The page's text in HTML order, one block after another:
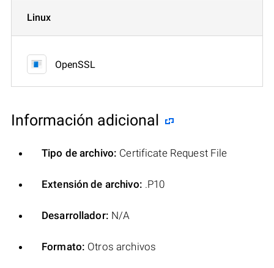
Linux
OpenSSL
Información adicional
Tipo de archivo: Certificate Request File
Extensión de archivo: .P10
Desarrollador: N/A
Formato: Otros archivos